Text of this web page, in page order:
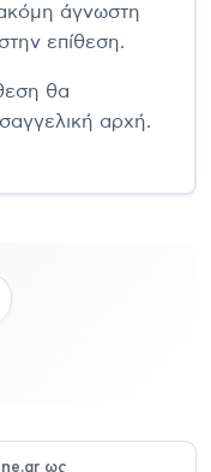
άγνωστη
επίθεση.
θα
αρχή.
ως